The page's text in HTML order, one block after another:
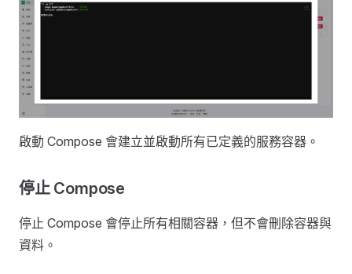
啟動 Compose 會建立並啟動所有已定義的服務容器。
停止 Compose
停止 Compose 會停止所有相關容器，但不會刪除容器與
資料。